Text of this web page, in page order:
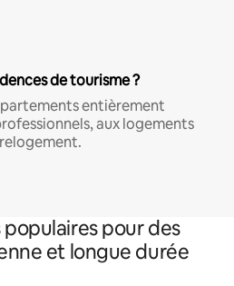
de tourisme ?
entièrement
aux logements
pour des
et longue durée